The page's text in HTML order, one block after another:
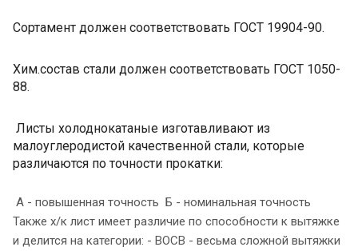
Сортамент должен соответствовать ГОСТ 19904-90.
Хим.состав стали должен соответствовать ГОСТ 1050-
88.
Листы холоднокатаные изготавливают из
малоуглеродистой качественной стали, которые
различаются по точности прокатки:
А - повышенная точность Б - номинальная точность
Также х/к лист имеет различие по способности к вытяжке
и делится на категории: - ВОСВ - весьма сложной вытяжки